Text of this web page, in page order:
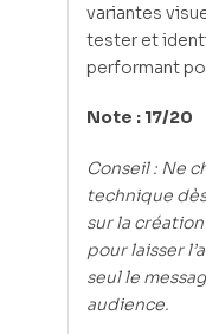
variantes
tester et
performant
Note : 17/20
Conseil : Ne
technique
sur la
pour laisser
seul le
audience.